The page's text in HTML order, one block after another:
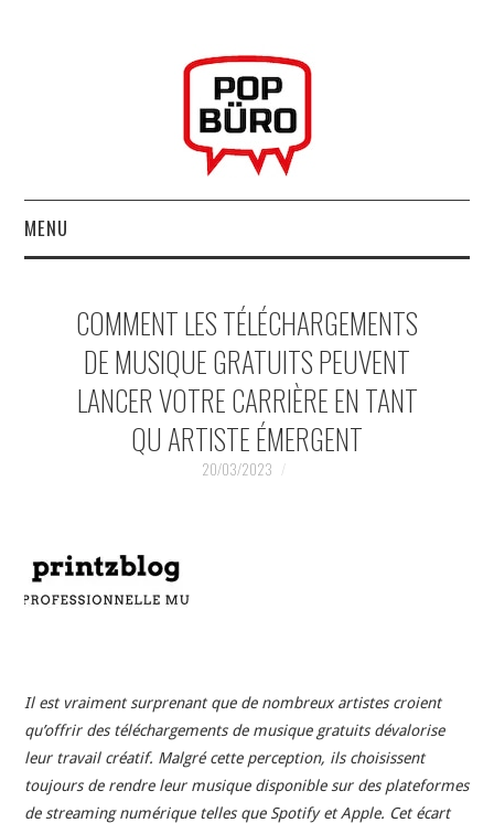
MENU
MUSIQUESACTUELLES.NET
GABBA GABBA HEY !
LES LABELS
DOKO
COMMENT LES TÉLÉCHARGEMENTS
DE MUSIQUE GRATUITS PEUVENT
LANCER VOTRE CARRIÈRE EN TANT
QU ARTISTE ÉMERGENT
20/03/2023
Il est vraiment surprenant que de nombreux artistes croient
qu’offrir des téléchargements de musique gratuits dévalorise
leur travail créatif. Malgré cette perception, ils choisissent
toujours de rendre leur musique disponible sur des plateformes
de streaming numérique telles que Spotify et Apple. Cet écart